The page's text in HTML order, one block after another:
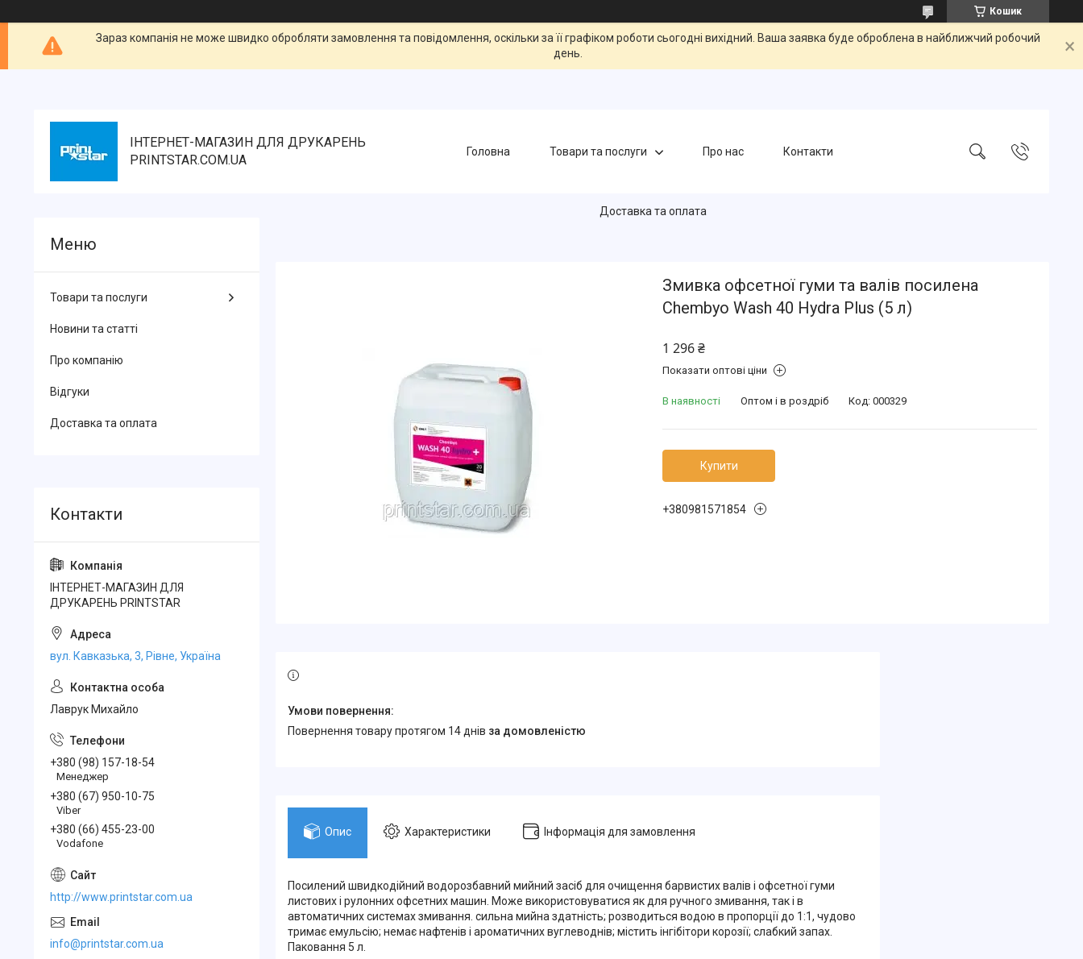
Кошик
Зараз компанія не може швидко обробляти замовлення та повідомлення, оскільки за її графіком роботи сьогодні вихідний. Ваша заявка буде оброблена в найближчий робочий
день.
ІНТЕРНЕТ-МАГАЗИН ДЛЯ ДРУКАРЕНЬ
PRINTSTAR.COM.UA
Головна Товари та послуги Про нас Контакти
Доставка та оплата
Змивка офсетної гуми та валів посилена
Chembyo Wash 40 Hydra Plus (5 л)
1 296 ₴
Показати оптові ціни
В наявності Оптом і в роздріб Код: 000329
Купити
+380981571854
повернення товару протягом 14 днів за домовленістю
Опис Характеристики Інформація для замовлення
Посилений швидкодійний водорозбавний мийний засіб для очищення барвистих валів і офсетної гуми
листових і рулонних офсетних машин. Може використовуватися як для ручного змивання, так і в
автоматичних системах змивання. сильна мийна здатність; розводиться водою в пропорції до 1:1, чудово
тримає емульсію; немає нафтенів і ароматичних вуглеводнів; містить інгібітори корозії; слабкий запах.
Паковання 5 л.
Товари та послуги
Новини та статті
Про компанію
Відгуки
Доставка та оплата
ІНТЕРНЕТ-МАГАЗИН ДЛЯ
ДРУКАРЕНЬ PRINTSTAR
вул. Кавказька, 3, Рівне, Україна
Лаврук Михайло
+380 (98) 157-18-54
Менеджер
+380 (67) 950-10-75
Viber
+380 (66) 455-23-00
Vodafone
http://www.printstar.com.ua
info@printstar.com.ua